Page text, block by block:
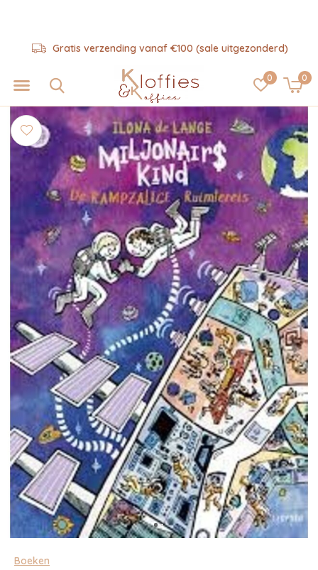
0 0
Gratis verzending vanaf €100 (sale uitgezonderd)
Boeken